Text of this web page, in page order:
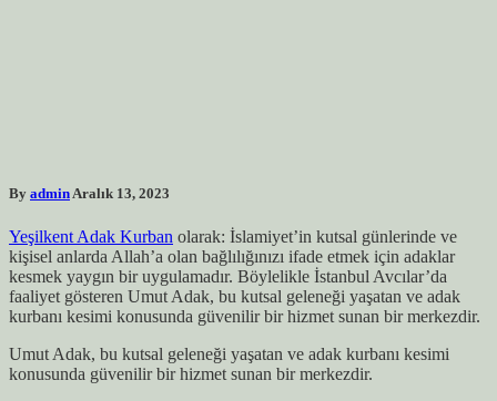
By adminAralık 13, 2023
Yeşilkent Adak Kurban olarak: İslamiyet’in kutsal günlerinde ve
kişisel anlarda Allah’a olan bağlılığınızı ifade etmek için adaklar
kesmek yaygın bir uygulamadır. Böylelikle İstanbul Avcılar’da
faaliyet gösteren Umut Adak, bu kutsal geleneği yaşatan ve adak
kurbanı kesimi konusunda güvenilir bir hizmet sunan bir merkezdir.
Umut Adak, bu kutsal geleneği yaşatan ve adak kurbanı kesimi
konusunda güvenilir bir hizmet sunan bir merkezdir.